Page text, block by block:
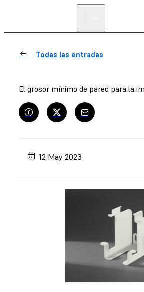
Todas las entradas
El grosor mínimo de pared para la
12 May 2023